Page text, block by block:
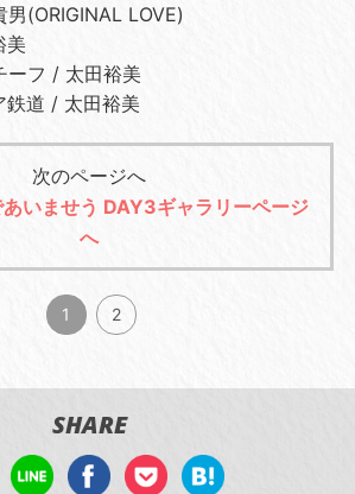
(ORIGINAL LOVE)
美
ーフ / 太田裕美
鉄道 / 太田裕美
次のページへ
いませう DAY3ギャラリーページ
へ
1 2
SHARE